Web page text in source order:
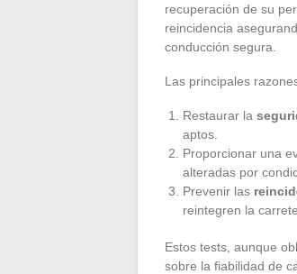
recuperación de su
reincidencia
conducción segura.
Las principales
Restaurar la
aptos.
Proporcionar una
alteradas por
Prevenir las
reintegren la
Estos tests, aunque
sobre la fiabilidad de